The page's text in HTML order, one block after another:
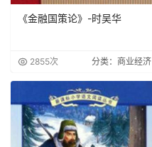
《金融国策论》-时吴华
2855次 分类：商业经济